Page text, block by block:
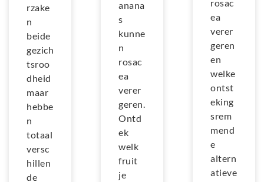
rzake
n
beide
gezich
tsroo
dheid
maar
hebbe
n
totaal
versc
hillen
de
anana
s
kunne
n
rosac
ea
verer
geren.
Ontd
ek
welk
fruit
je
rosac
ea
verer
geren
en
welke
ontst
eking
srem
mend
e
altern
atieve